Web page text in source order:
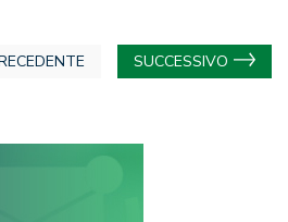
SUCCESSIVO